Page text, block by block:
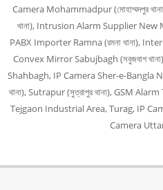
Camera Mohammadpur (মোহাম্মদপুর
থানা), Intrusion Alarm Supplier New
PABX Importer Ramna (রমনা থানা),
Convex Mirror Sabujbagh (সবুজবাগ
Shahbagh, IP Camera Sher-e-Bangla
থানা), Sutrapur (সুত্রাপুর থানা), GSM
Tejgaon Industrial Area, Turag, IP
Camera